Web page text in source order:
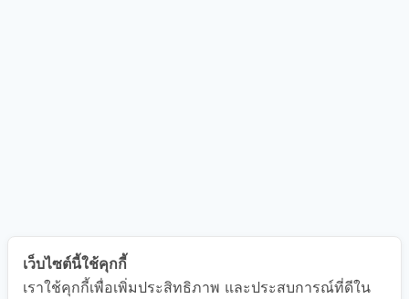
เว็บไซต์นี้ใช้คุกกี้
เราใช้คุกกี้เพื่อเพิ่มประสิทธิภาพ และประสบการณ์ที่ดีใน